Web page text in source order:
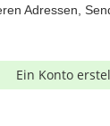
Adressen,
Ein Konto